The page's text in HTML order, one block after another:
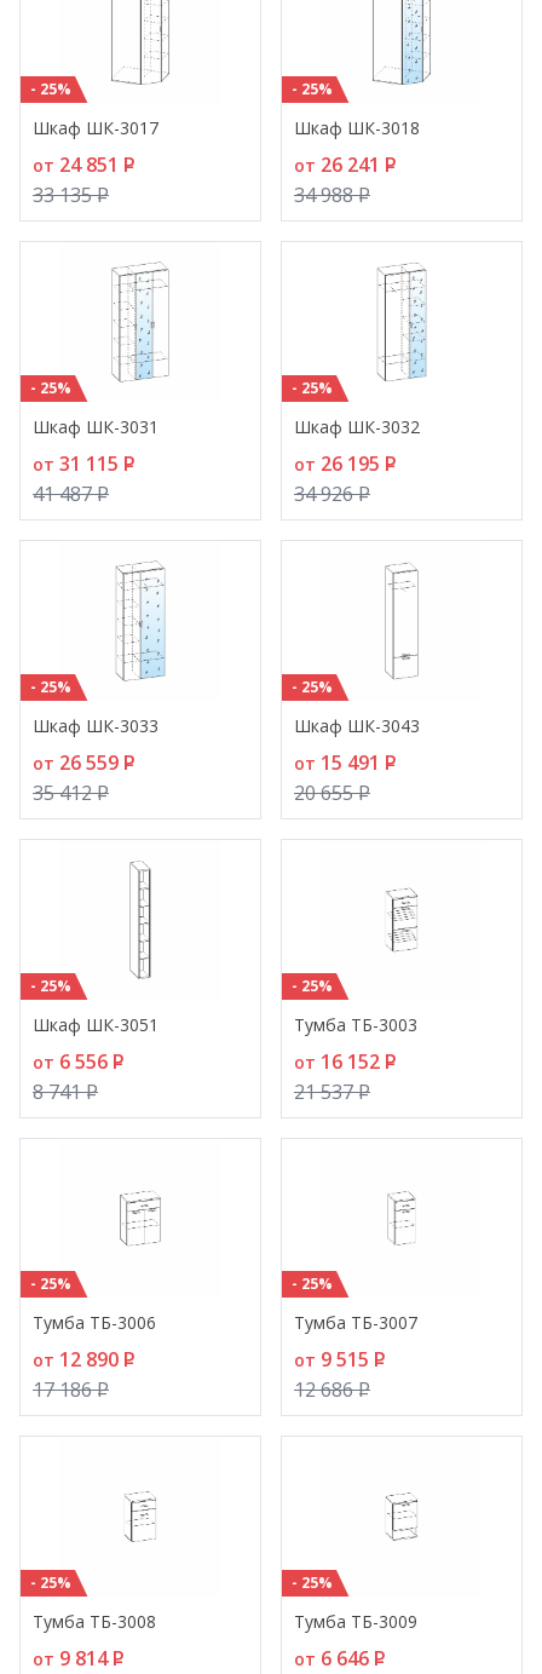
- 25%
Шкаф ШК-3017
от 24 851 P
33 135P
- 25%
Шкаф ШК-3018
от 26 241 P
34 988P
- 25%
Шкаф ШК-3031
от 31 115 P
41 487P
- 25%
Шкаф ШК-3032
от 26 195 P
34 926P
- 25%
Шкаф ШК-3033
от 26 559 P
35 412P
- 25%
Шкаф ШК-3043
от 15 491 P
20 655P
- 25%
Шкаф ШК-3051
от 6 556 P
8 741P
- 25%
Тумба ТБ-3003
от 16 152 P
21 537P
- 25%
Тумба ТБ-3006
от 12 890 P
17 186P
- 25%
Тумба ТБ-3007
от 9 515 P
12 686P
- 25%
Тумба ТБ-3008
от 9 814P
- 25%
Тумба ТБ-3009
от 6 646 P